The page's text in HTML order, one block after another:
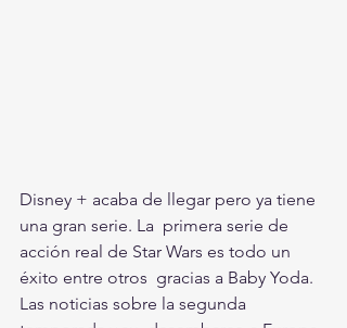
Disney + acaba de llegar pero ya tiene
una gran serie. La  primera serie de
acción real de Star Wars es todo un
éxito entre otros  gracias a Baby Yoda.
Las noticias sobre la segunda